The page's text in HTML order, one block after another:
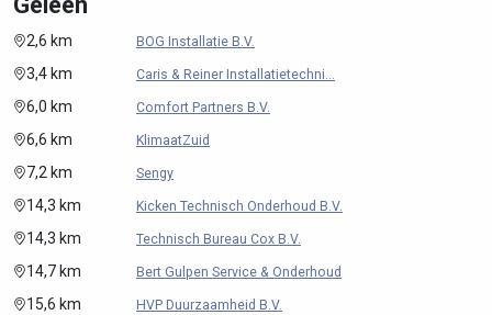
2,6 km BOG Installatie B.V.
3,4 km Caris & Reiner Installatietechni...
6,0 km Comfort Partners B.V.
6,6 km KlimaatZuid
7,2 km Sengy
14,3 km Kicken Technisch Onderhoud B.V.
14,3 km Technisch Bureau Cox B.V.
14,7 km Bert Gulpen Service & Onderhoud
15,6 km HVP Duurzaamheid B.V.